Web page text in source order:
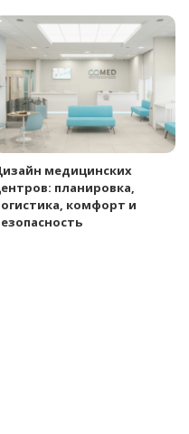
медицинских
планировка,
комфорт и